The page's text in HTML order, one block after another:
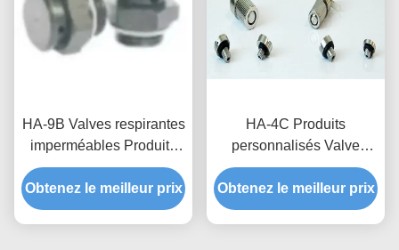
HA-9B Valves respirantes
imperméables Produits
personnalisés pour
l'électronique grand
public et
Obtenez le meilleur prix
HA-4C Produits
personnalisés Valve
imperméable et
respirante pour une
meilleure dissipation de
Obtenez le meilleur prix